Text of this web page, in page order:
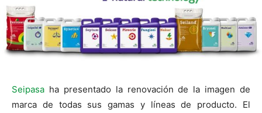
Seipasa ha presentado la renovación de la imagen de
marca de todas sus gamas y líneas de producto. El